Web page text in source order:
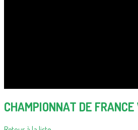
CHAMPIONNAT DE